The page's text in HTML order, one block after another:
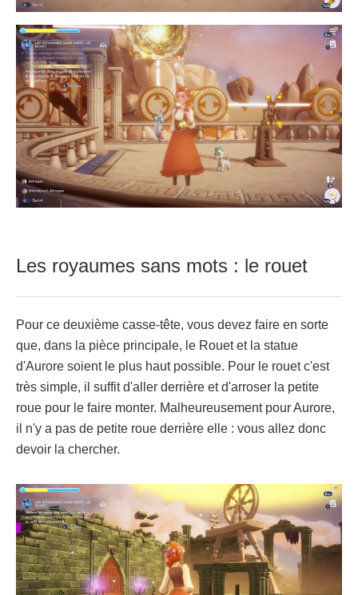
Les royaumes sans mots : le rouet
Pour ce deuxième casse-tête, vous devez faire en sorte
que, dans la pièce principale, le Rouet et la statue
d'Aurore soient le plus haut possible. Pour le rouet c'est
très simple, il suffit d'aller derrière et d'arroser la petite
roue pour le faire monter. Malheureusement pour Aurore,
il n'y a pas de petite roue derrière elle : vous allez donc
devoir la chercher.